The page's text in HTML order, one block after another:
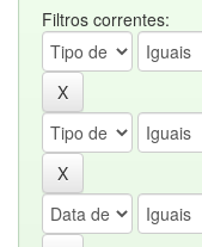
Filtros correntes: